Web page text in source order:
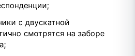
с двускатной
смотрятся на заборе